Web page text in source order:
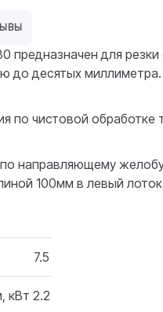
предназначен для
десятых миллиметра.
по чистовой
направляющему
100мм в левый
7.5
кВт 2.2